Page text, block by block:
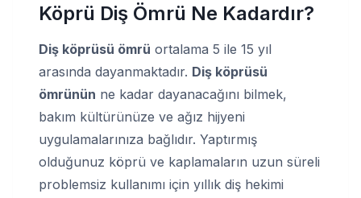
Köprü Diş Ömrü Ne Kadardır?
Diş köprüsü ömrü ortalama 5 ile 15 yıl
arasında dayanmaktadır. Diş köprüsü
ömrünün ne kadar dayanacağını bilmek,
bakım kültürünüze ve ağız hijyeni
uygulamalarınıza bağlıdır. Yaptırmış
olduğunuz köprü ve kaplamaların uzun süreli
problemsiz kullanımı için yıllık diş hekimi